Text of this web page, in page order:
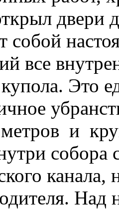
двери
собой
все
купола. Это
и
собора
канала,
Над